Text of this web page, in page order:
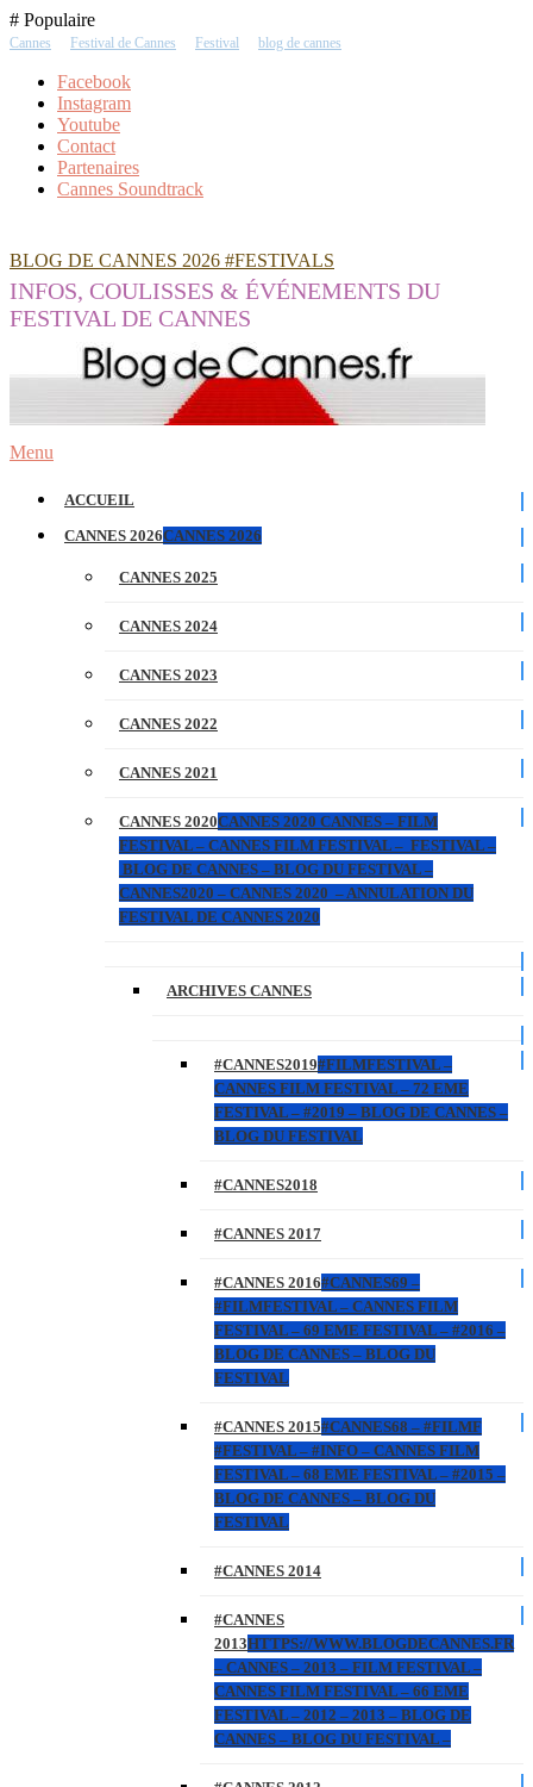
Skip
To
# Populaire
Cannes Festival de Cannes Festival blog de cannes
Facebook
Instagram
Youtube
Contact
Partenaires
Cannes Soundtrack
BLOG DE CANNES 2026 #FESTIVALS
INFOS, COULISSES & ÉVÉNEMENTS DU
FESTIVAL DE CANNES
Menu
ACCUEIL
CANNES 2026CANNES 2026
CANNES 2025
CANNES 2024
CANNES 2023
CANNES 2022
CANNES 2021
CANNES 2020CANNES 2020 CANNES – FILM
FESTIVAL – CANNES FILM FESTIVAL – FESTIVAL –
BLOG DE CANNES – BLOG DU FESTIVAL –
CANNES2020 – CANNES 2020 – ANNULATION DU
FESTIVAL DE CANNES 2020
ARCHIVES CANNES
#CANNES2019#FILMFESTIVAL –
CANNES FILM FESTIVAL – 72 EME
FESTIVAL – #2019 – BLOG DE CANNES –
BLOG DU FESTIVAL
#CANNES2018
#CANNES 2017
#CANNES 2016#CANNES69 –
#FILMFESTIVAL – CANNES FILM
FESTIVAL – 69 EME FESTIVAL – #2016 –
BLOG DE CANNES – BLOG DU
FESTIVAL
#CANNES 2015#CANNES68 – #FILMF
#FESTIVAL – #INFO – CANNES FILM
FESTIVAL – 68 EME FESTIVAL – #2015 –
BLOG DE CANNES – BLOG DU
FESTIVAL
#CANNES 2014
#CANNES
2013HTTPS://WWW.BLOGDECANNES.FR
– CANNES – 2013 – FILM FESTIVAL –
CANNES FILM FESTIVAL – 66 EME
FESTIVAL – 2012 – 2013 – BLOG DE
CANNES – BLOG DU FESTIVAL –